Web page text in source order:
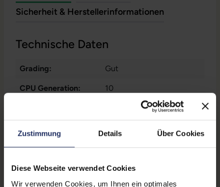
Zustimmung Details Über Cookies
Diese Webseite verwendet Cookies
Wir verwenden Cookies, um Ihnen ein optimales
Sicherheit & Herstellerinformationen
Technische Daten
Grading: Gut
CPU Generation: 10
Windows 11 Professional
Displayart: Mattes Display
Webcam: Ja